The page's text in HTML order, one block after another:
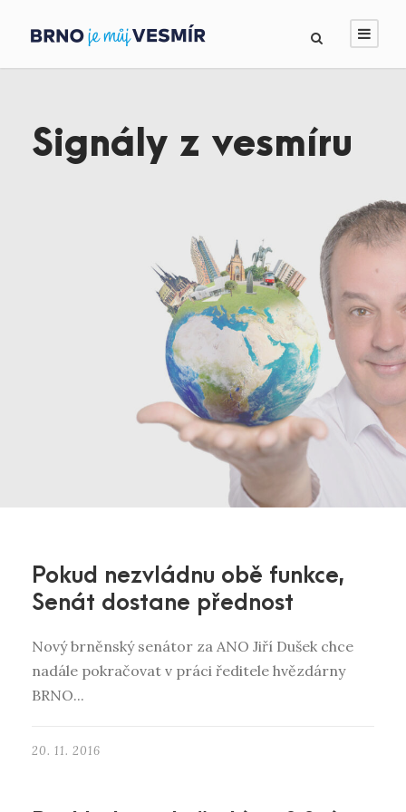
Signály z vesmíru
Pokud nezvládnu obě funkce,
Senát dostane přednost
Nový brněnský senátor za ANO Jiří Dušek chce
nadále pokračovat v práci ředitele hvězdárny
BRNO...
20. 11. 2016